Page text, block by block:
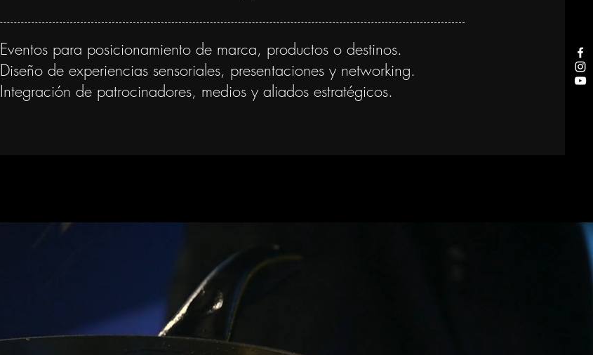
Eventos para posicionamiento de marca, productos o destinos.
Diseño de experiencias sensoriales, presentaciones y networking.
Integración de patrocinadores, medios y aliados estratégicos.